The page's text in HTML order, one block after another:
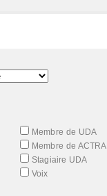
Membre de UDA
Membre de ACTRA
Stagiaire UDA
Voix